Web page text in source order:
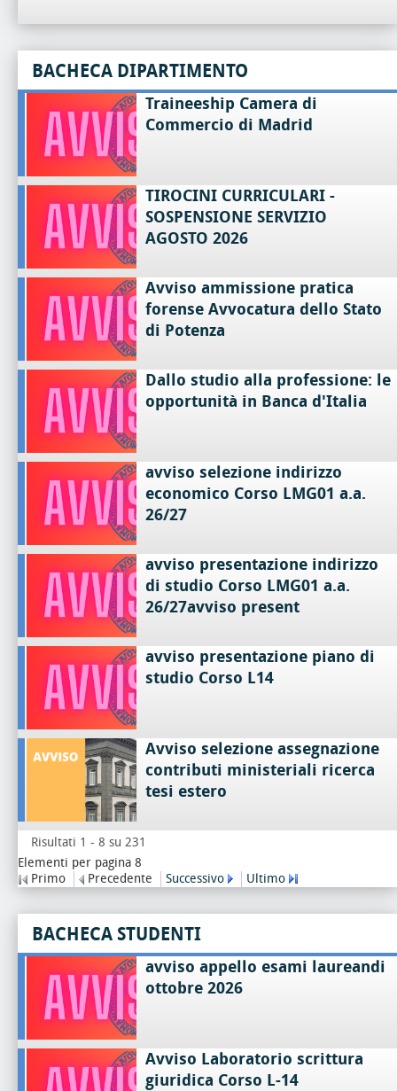
BACHECA DIPARTIMENTO
Traineeship Camera di
Commercio di Madrid
TIROCINI CURRICULARI -
SOSPENSIONE SERVIZIO
AGOSTO 2026
Avviso ammissione pratica
forense Avvocatura dello Stato
di Potenza
Dallo studio alla professione: le
opportunità in Banca d'Italia
avviso selezione indirizzo
economico Corso LMG01 a.a.
26/27
avviso presentazione indirizzo
di studio Corso LMG01 a.a.
26/27avviso present
avviso presentazione piano di
studio Corso L14
Avviso selezione assegnazione
contributi ministeriali ricerca
tesi estero
Risultati 1 - 8 su 231
Elementi per pagina 8
Primo
Precedente Successivo Ultimo
BACHECA STUDENTI
avviso appello esami laureandi
ottobre 2026
Avviso Laboratorio scrittura
giuridica Corso L-14